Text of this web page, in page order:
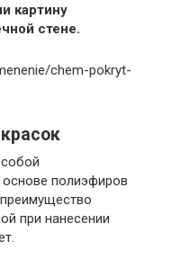
картину
стене.
chem-pokryt-
полиэфиров
при нанесении